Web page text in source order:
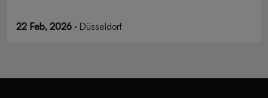
22 Feb, 2026 · Düsseldorf